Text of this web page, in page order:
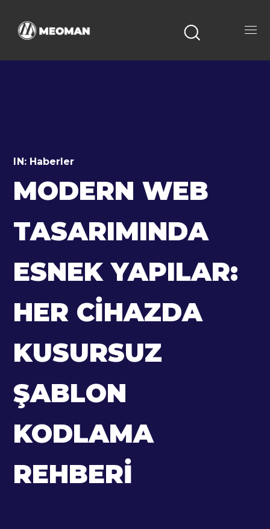
IN: Haberler
MODERN WEB
TASARIMINDA
ESNEK YAPILAR:
HER CIHAZDA
KUSURSUZ
ŞABLON
KODLAMA
REHBERI